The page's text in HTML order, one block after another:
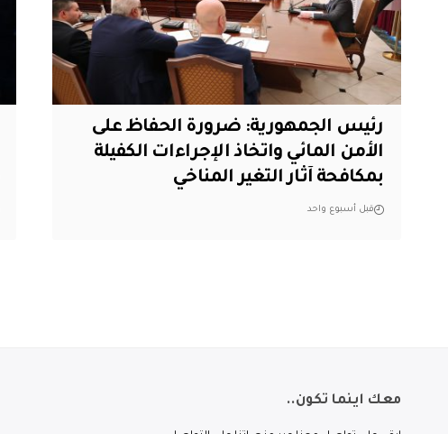
رئيس الجمهورية: ضرورة الحفاظ على
الأمن المائي واتخاذ الإجراءات الكفيلة
بمكافحة آثار التغير المناخي
قبل أسبوع واحد
معك اينما تكون..